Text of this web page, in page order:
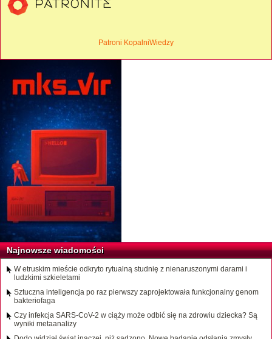
Patroni KopalniWiedzy
Najnowsze wiadomości
W etruskim mieście odkryto rytualną studnię z nienaruszonymi darami i
ludzkimi szkieletami
Sztuczna inteligencja po raz pierwszy zaprojektowała funkcjonalny genom
bakteriofaga
Czy infekcja SARS-CoV-2 w ciąży może odbić się na zdrowiu dziecka? Są
wyniki metaanalizy